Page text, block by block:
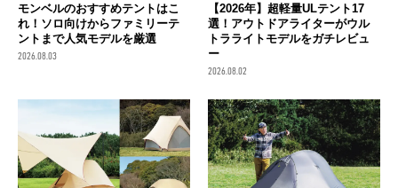
モンベルのおすすめテントはこ
れ！ソロ向けからファミリーテ
ントまで人気モデルを厳選
2026.08.03
【2026年】超軽量ULテント17
選！アウトドアライターがウル
トラライトモデルをガチレビュ
ー
2026.08.02